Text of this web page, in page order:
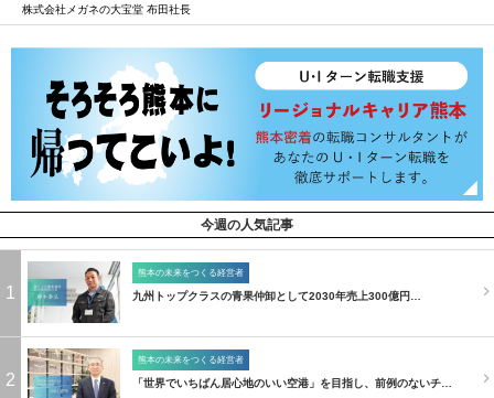
株式会社メガネの大宝堂 布田社長
今週の人気記事
1
熊本の未来をつくる経営者
九州トップクラスの青果仲卸として2030年売上300億円…
2
熊本の未来をつくる経営者
「世界でいちばん居心地のいい空港」を目指し、前例のないチ…